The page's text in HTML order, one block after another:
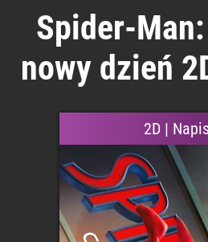
Spider-Man:
nowy dzień
2D |